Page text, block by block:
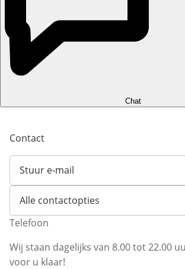
Chat
Contact
Stuur e-mail
Opent e-mailclient
Alle contactopties
Telefoon
Wij staan dagelijks van 8.00 tot 22.00
voor u klaar!